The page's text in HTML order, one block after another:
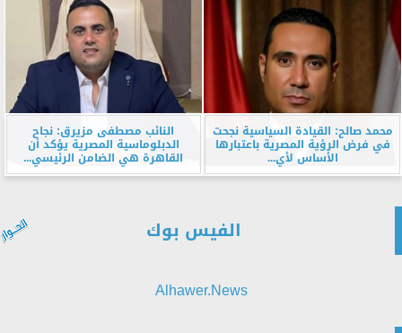
محمد صالح: القيادة السياسية نجحت
في فرض الرؤية المصرية باعتبارها
الأساس لأي...
النائب مصطفى مزيرق: نجاح
الدبلوماسية المصرية يؤكد أن
القاهرة هي الضامن الرئيسي...
الفيس بوك
Alhawer.News